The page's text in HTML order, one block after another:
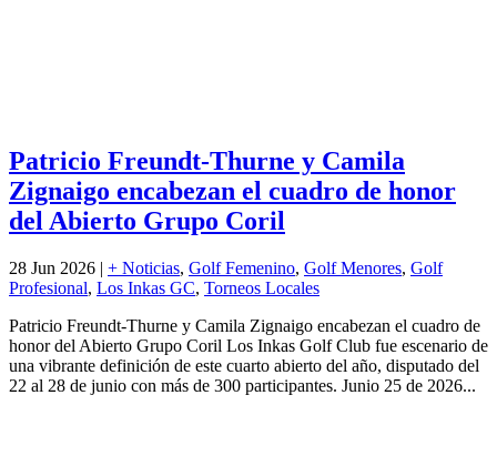
Patricio Freundt-Thurne y Camila
Zignaigo encabezan el cuadro de honor
del Abierto Grupo Coril
28 Jun 2026 | + Noticias, Golf Femenino, Golf Menores, Golf
Profesional, Los Inkas GC, Torneos Locales
Patricio Freundt-Thurne y Camila Zignaigo encabezan el cuadro de
honor del Abierto Grupo Coril Los Inkas Golf Club fue escenario de
una vibrante definición de este cuarto abierto del año, disputado del
22 al 28 de junio con más de 300 participantes. Junio 25 de 2026...